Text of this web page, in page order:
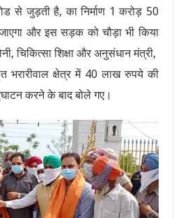
से जुड़ती है, का निर्माण 1 करोड़ 50
और इस सड़क को चौड़ा भी किया
चिकित्सा शिक्षा और अनुसंधान मंत्री,
भरारीवाल क्षेत्र में 40 लाख रुपये की
करने के बाद बोले गए।